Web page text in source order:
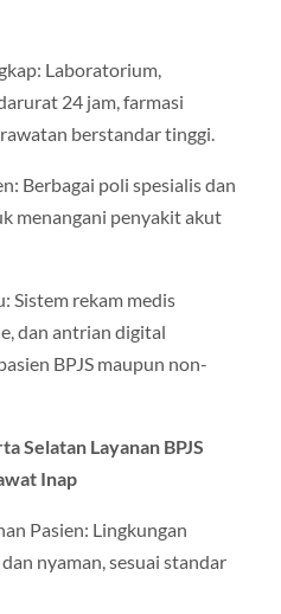
Laboratorium,
24 jam, farmasi
berstandar tinggi.
Berbagai poli spesialis dan
menangani penyakit akut
Sistem rekam medis
dan antrian digital
BPJS maupun non-
Selatan Layanan BPJS
Inap
Pasien: Lingkungan
nyaman, sesuai standar